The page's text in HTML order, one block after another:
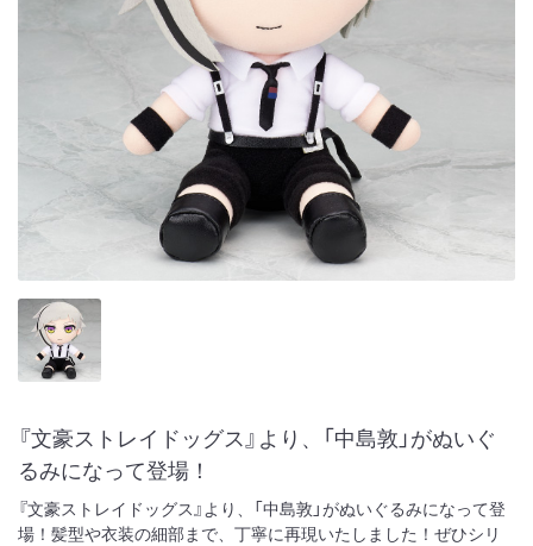
『文豪ストレイドッグス』より、「中島敦」がぬいぐ
るみになって登場！
『文豪ストレイドッグス』より、「中島敦」がぬいぐるみになって登
場！髪型や衣装の細部まで、丁寧に再現いたしました！ぜひシリ